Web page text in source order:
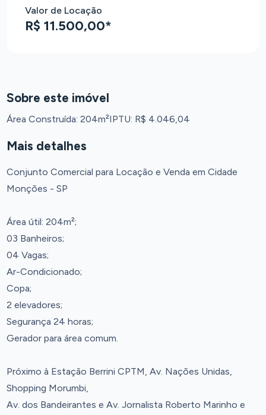
Valor de Locação
R$ 11.500,00*
Sobre este imóvel
Área Construída: 204m²IPTU: R$ 4.046,04
Mais detalhes
Conjunto Comercial para Locação e Venda em Cidade
Monções - SP
Área útil: 204m²;
03 Banheiros;
04 Vagas;
Ar-Condicionado;
Copa;
2 elevadores;
Segurança 24 horas;
Gerador para área comum.
Próximo à Estação Berrini CPTM, Av. Nações Unidas,
Shopping Morumbi,
Av. dos Bandeirantes e Av. Jornalista Roberto Marinho e